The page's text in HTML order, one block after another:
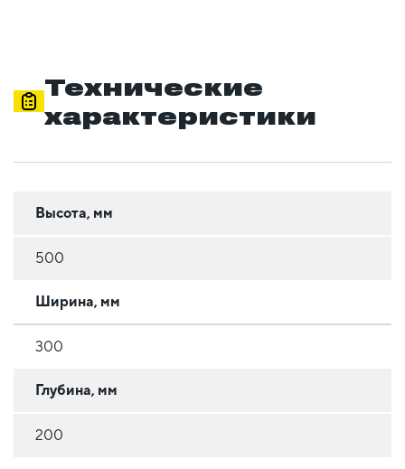
Технические
характеристики
Высота, мм
500
Ширина, мм
300
Глубина, мм
200